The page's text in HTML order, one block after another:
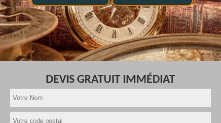
DEVIS GRATUIT IMMÉDIAT